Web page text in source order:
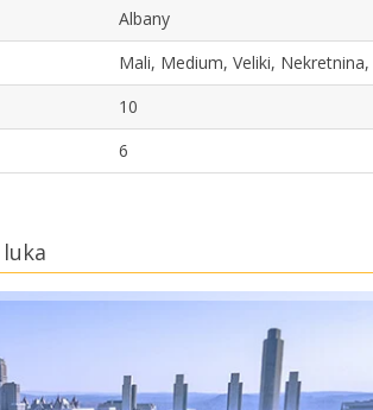
Albany
Mali, Medium, Veliki,
10
6